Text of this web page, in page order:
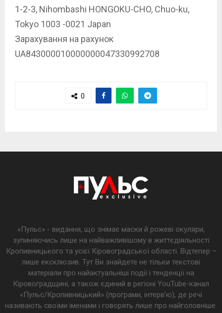
1-2-3, Nihombashi HONGOKU-CHO, Chuo-ku,
Tokyo 1003 -0021 Japan
Зарахування на рахунок
UA843000010000000047330992708
0
«Пульс» - видання, що знімає маски й рожеві окуляри,
зупиняючись лише на найважливішому в життєдіяльності
Кропивницького та усієї Кіровоградської області. Відтепер –
лише ексклюзив. Тут Ви знайдете не тільки текстові
матеріали про найактуальніші події і тенденції на
Кіровоградщині, а також єдиний в регіоні YouTube-канал
«Пульс/Кропивницький» (програми, інтерв’ю), де речі
називають своїми іменами і говорять лише про найголовніше.